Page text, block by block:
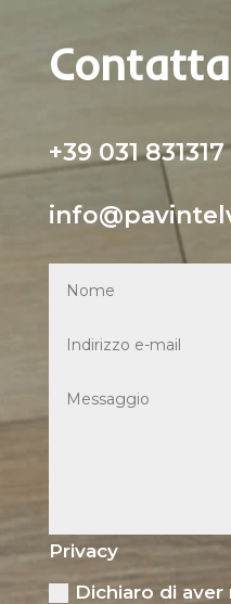
+39 031 831317
Privacy
Dichiaro di